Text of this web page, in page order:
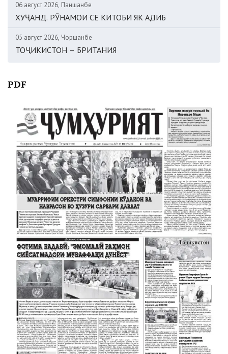
06 август 2026, Панҷшанбе
ХУҶАНД. РӮНАМОИ СЕ КИТОБИ ЯК АДИБ
05 август 2026, Чоршанбе
ТОҶИКИСТОН – БРИТАНИЯ
PDF